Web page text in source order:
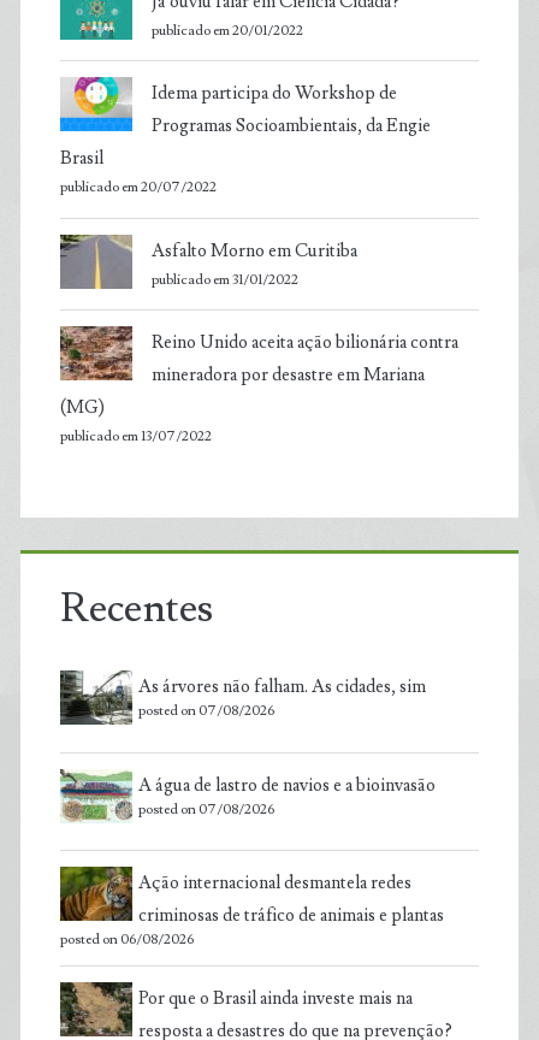
publicado em 20/01/2022
Idema participa do Workshop de
Programas Socioambientais, da Engie
Brasil
publicado em 20/07/2022
Asfalto Morno em Curitiba
publicado em 31/01/2022
Reino Unido aceita ação bilionária contra
mineradora por desastre em Mariana
(MG)
publicado em 13/07/2022
Recentes
As árvores não falham. As cidades, sim
posted on 07/08/2026
A água de lastro de navios e a bioinvasão
posted on 07/08/2026
Ação internacional desmantela redes
criminosas de tráfico de animais e plantas
posted on 06/08/2026
Por que o Brasil ainda investe mais na
resposta a desastres do que na prevenção?